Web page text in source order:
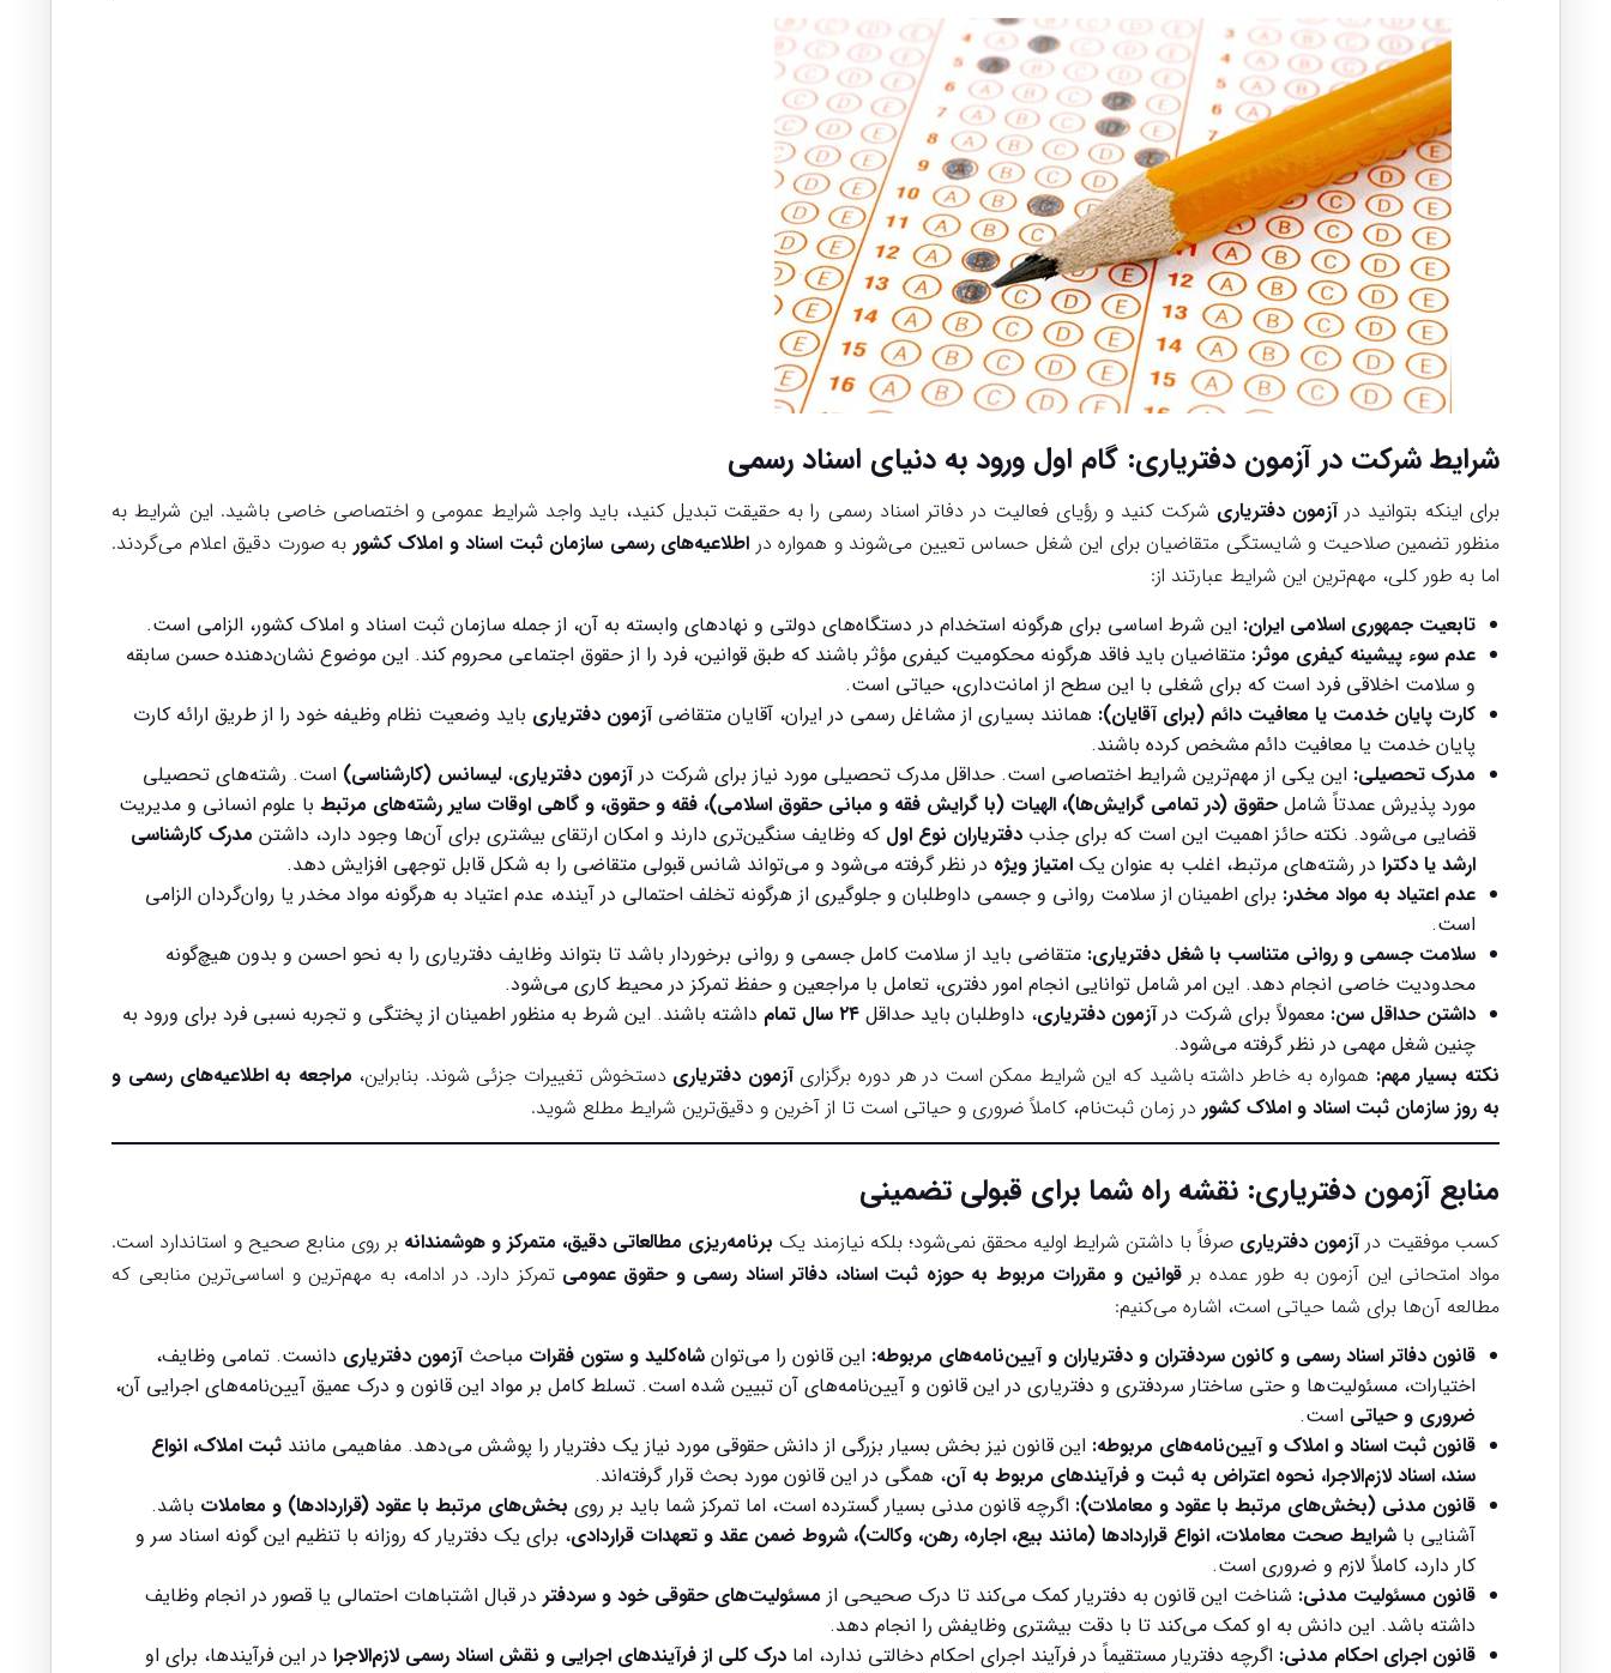
شرایط شرکت درآزمون دفتریاری: گام اول ورود به دنیای اسناد رسمی
برای اینکه بتوانید درآزمون دفتریاری شرکت کنید و رؤیای فعالیت در دفاتر اسناد رسمی را به حقیقت تبدیل کنید، باید واجد شرایط عمومی و اختصاصی خاصی باشید. این شرایط به
منظور تضمین صلاحیت و شایستگی متقاضیان برای این شغل حساس تعیین می‌شوند و همواره در اطلاعیه‌های رسمی سازمان ثبت اسناد و املاک کشور به صورت دقیق اعلام می‌گردند.
اما به طور کلی، مهم‌ترین این شرایط عبارتند از:
تابعیت جمهوری اسلامی ایران: این شرط اساسی برای هرگونه استخدام در دستگاه‌های دولتی و نهادهای وابسته به آن، از جمله سازمان ثبت اسناد و املاک کشور، الزامی است.
عدم سوء پیشینه کیفری موثر: متقاضیان باید فاقد هرگونه محکومیت کیفری مؤثر باشند که طبق قوانین، فرد را از حقوق اجتماعی محروم کند. این موضوع نشان‌دهنده حسن سابقه
و سلامت اخلاقی فرد است که برای شغلی با این سطح از امانت‌داری، حیاتی است.
کارت پایان خدمت یا معافیت دائم (برای آقایان): همانند بسیاری از مشاغل رسمی در ایران، آقایان متقاضیآزمون دفتریاری باید وضعیت نظام وظیفه خود را از طریق ارائه کارت
پایان خدمت یا معافیت دائم مشخص کرده باشند.
مدرک تحصیلی: این یکی از مهم‌ترین شرایط اختصاصی است. حداقل مدرک تحصیلی مورد نیاز برای شرکت درآزمون دفتریاری،لیسانس (کارشناسی) است. رشته‌های تحصیلی
مورد پذیرش عمدتاً شاملحقوق (در تمامی گرایش‌ها)، الهیات (با گرایش فقه و مبانی حقوق اسلامی)، فقه و حقوق، و گاهی اوقات سایر رشته‌های مرتبط با علوم انسانی و مدیریت
قضایی می‌شود. نکته حائز اهمیت این است که برای جذبدفتریاران نوع اول که وظایف سنگین‌تری دارند و امکان ارتقای بیشتری برای آن‌ها وجود دارد، داشتن مدرک کارشناسی
ارشد یا دکترا در رشته‌های مرتبط، اغلب به عنوان یکامتیاز ویژه در نظر گرفته می‌شود و می‌تواند شانس قبولی متقاضی را به شکل قابل توجهی افزایش دهد.
عدم اعتیاد به مواد مخدر: برای اطمینان از سلامت روانی و جسمی داوطلبان و جلوگیری از هرگونه تخلف احتمالی در آینده، عدم اعتیاد به هرگونه مواد مخدر یا روان‌گردان الزامی
است.
سلامت جسمی و روانی متناسب با شغل دفتریاری: متقاضی باید از سلامت کامل جسمی و روانی برخوردار باشد تا بتواند وظایف دفتریاری را به نحو احسن و بدون هیچ‌گونه
محدودیت خاصی انجام دهد. این امر شامل توانایی انجام امور دفتری، تعامل با مراجعین و حفظ تمرکز در محیط کاری می‌شود.
داشتن حداقل سن: معمولاً برای شرکت درآزمون دفتریاری، داوطلبان باید حداقل۲۴ سال تمام
داشته باشند. این شرط به منظور اطمینان از پختگی و تجربه نسبی فرد برای ورود به
چنین شغل مهمی در نظر گرفته می‌شود.
نکته بسیار مهم: همواره به خاطر داشته باشید که این شرایط ممکن است در هر دوره برگزاریآزمون دفتریاری دستخوش تغییرات جزئی شوند. بنابراین، مراجعه به اطلاعیه‌های رسمی و
به روز سازمان ثبت اسناد و املاک کشور در زمان ثبت‌نام، کاملاً ضروری و حیاتی است تا از آخرین و دقیق‌ترین شرایط مطلع شوید.
منابعآزمون دفتریاری: نقشه راه شما برای قبولی تضمینی
کسب موفقیت درآزمون دفتریاری صرفاً با داشتن شرایط اولیه محقق نمی‌شود؛ بلکه نیازمند یک برنامه‌ریزی مطالعاتی دقیق، متمرکز و هوشمندانه بر روی منابع صحیح و استاندارد است.
مواد امتحانی این آزمون به طور عمده برقوانین و مقررات مربوط به حوزه ثبت اسناد، دفاتر اسناد رسمی و حقوق عمومی تمرکز دارد. در ادامه، به مهم‌ترین و اساسی‌ترین منابعی که
مطالعه آن‌ها برای شما حیاتی است، اشاره می‌کنیم:
قانون دفاتر اسناد رسمی و کانون سردفتران و دفتریاران و آیین‌نامه‌های مربوطه: این قانون را می‌توانشاه‌کلید و ستون فقرات مباحثآزمون دفتریاری دانست. تمامی وظایف،
اختیارات، مسئولیت‌ها و حتی ساختار سردفتری و دفتریاری در این قانون و آیین‌نامه‌های آن تبیین شده است. تسلط کامل بر مواد این قانون و درک عمیق آیین‌نامه‌های اجرایی آن،
ضروری و حیاتی است.
قانون ثبت اسناد و املاک و آیین‌نامه‌های مربوطه: این قانون نیز بخش بسیار بزرگی از دانش حقوقی مورد نیاز یک دفتریار را پوشش می‌دهد. مفاهیمی مانندثبت املاک، انواع
سند، اسناد لازم‌الاجرا، نحوه اعتراض به ثبت و فرآیندهای مربوط به آن، همگی در این قانون مورد بحث قرار گرفته‌اند.
قانون مدنی (بخش‌های مرتبط با عقود و معاملات): اگرچه قانون مدنی بسیار گسترده است، اما تمرکز شما باید بر روی بخش‌های مرتبط با عقود (قراردادها) و معاملات باشد.
آشنایی باشرایط صحت معاملات، انواع قراردادها (مانند بیع، اجاره، رهن، وکالت)، شروط ضمن عقد و تعهدات قراردادی، برای یک دفتریار که روزانه با تنظیم این گونه اسناد سر و
کار دارد، کاملاً لازم و ضروری است.
قانون مسئولیت مدنی: شناخت این قانون به دفتریار کمک می‌کند تا درک صحیحی از مسئولیت‌های حقوقی خود و سردفتر در قبال اشتباهات احتمالی یا قصور در انجام وظایف
داشته باشد. این دانش به او کمک می‌کند تا با دقت بیشتری وظایفش را انجام دهد.
قانون اجرای احکام مدنی: اگرچه دفتریار مستقیماً در فرآیند اجرای احکام دخالتی ندارد، امادرک کلی از فرآیندهای اجرایی و نقش اسناد رسمی لازم‌الاجرا در این فرآیندها، برای او